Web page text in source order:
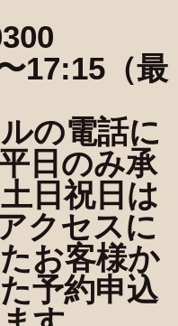
17:15（最
の電話に
日のみ承
日祝日は
クセスに
お客様か
予約申込